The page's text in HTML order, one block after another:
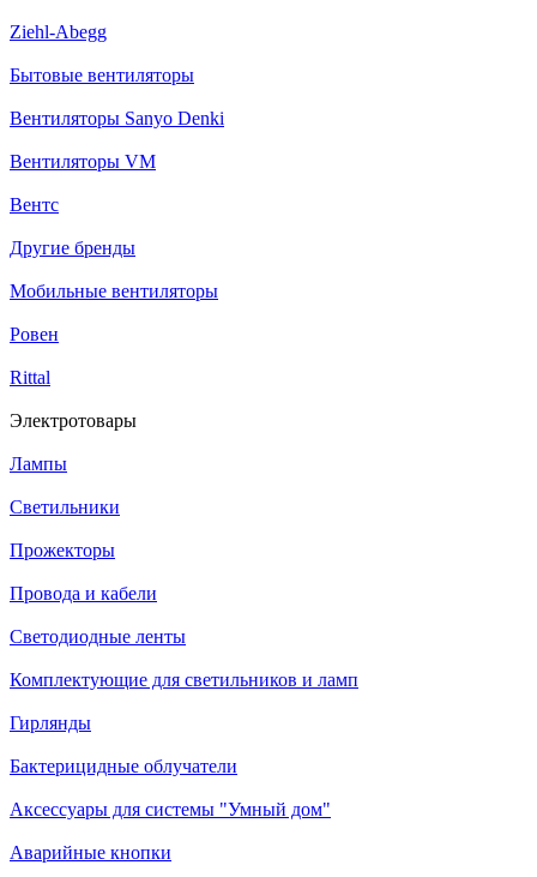
Ziehl-Abegg
Бытовые вентиляторы
Вентиляторы Sanyo Denki
Вентиляторы VM
Вентс
Другие бренды
Мобильные вентиляторы
Ровен
Rittal
Электротовары
Лампы
Светильники
Прожекторы
Провода и кабели
Светодиодные ленты
Комплектующие для светильников и ламп
Гирлянды
Бактерицидные облучатели
Аксессуары для системы "Умный дом"
Аварийные кнопки